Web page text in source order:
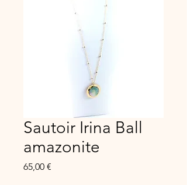
Sautoir Irina Ball
amazonite
65,00 €